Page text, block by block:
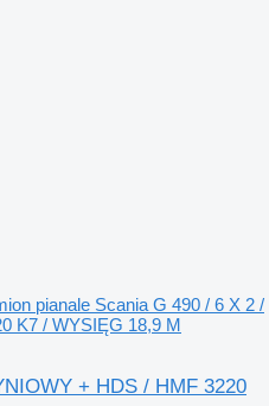
pianale Scania G 490 / 6 X 2 /
K7 / WYSIĘG 18,9 M
+ HDS / HMF 3220